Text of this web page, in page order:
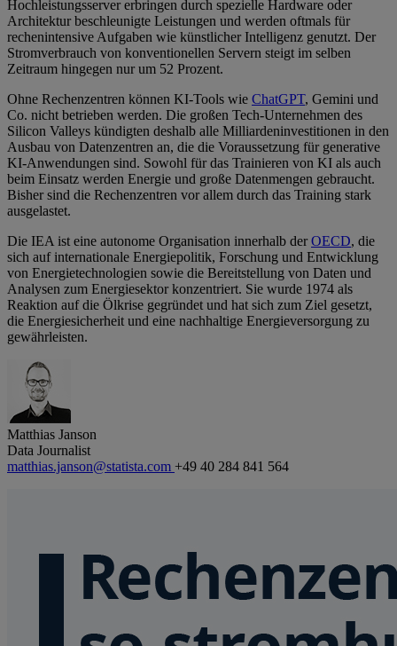
Hochleistungsserver erbringen durch spezielle Hardware oder
Architektur beschleunigte Leistungen und werden oftmals für
rechenintensive Aufgaben wie künstlicher Intelligenz genutzt. Der
Stromverbrauch von konventionellen Servern steigt im selben
Zeitraum hingegen nur um 52 Prozent.
Ohne Rechenzentren können KI-Tools wie ChatGPT, Gemini und
Co. nicht betrieben werden. Die großen Tech-Unternehmen des
Silicon Valleys kündigten deshalb alle Milliardeninvestitionen in den
Ausbau von Datenzentren an, die die Voraussetzung für generative
KI-Anwendungen sind. Sowohl für das Trainieren von KI als auch
beim Einsatz werden Energie und große Datenmengen gebraucht.
Bisher sind die Rechenzentren vor allem durch das Training stark
ausgelastet.
Die IEA ist eine autonome Organisation innerhalb derOECD, die
sich auf internationale Energiepolitik, Forschung und Entwicklung
von Energietechnologien sowie die Bereitstellung von Daten und
Analysen zum Energiesektor konzentriert. Sie wurde 1974 als
Reaktion auf die Ölkrise gegründet und hat sich zum Ziel gesetzt,
die Energiesicherheit und eine nachhaltige Energieversorgung zu
gewährleisten.
Matthias Janson
Data Journalist
matthias.janson@statista.com +49 40 284 841 564